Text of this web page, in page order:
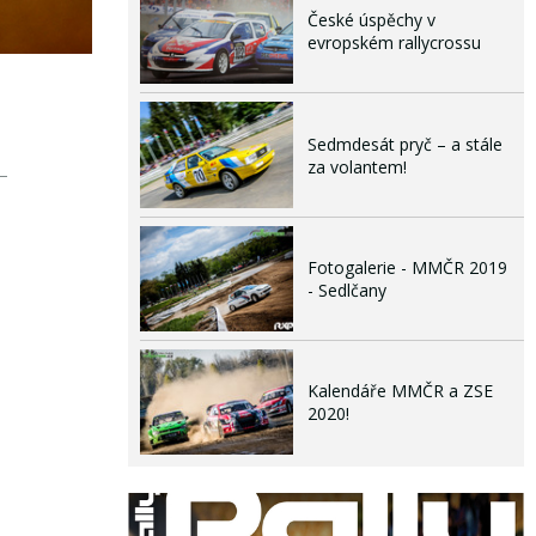
České úspěchy v
evropském rallycrossu
Sedmdesát pryč – a stále
za volantem!
Fotogalerie - MMČR 2019
- Sedlčany
Kalendáře MMČR a ZSE
2020!